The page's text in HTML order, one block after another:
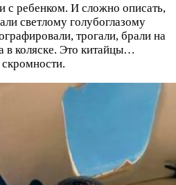
с ребенком. И сложно описать,
светлому голубоглазому
трогали, брали на
в коляске. Это китайцы…
скромности.